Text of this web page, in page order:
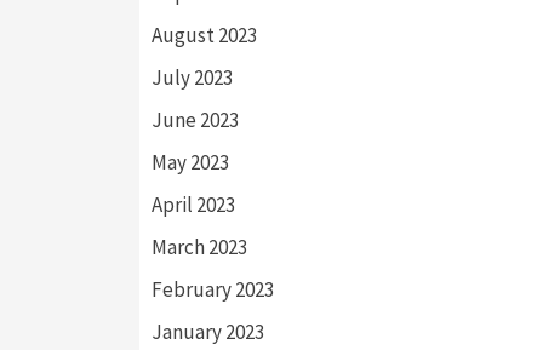
August 2023
July 2023
June 2023
May 2023
April 2023
March 2023
February 2023
January 2023